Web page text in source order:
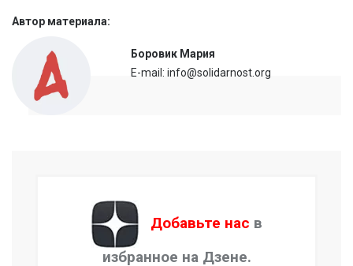
Автор материала:
Боровик Мария
E-mail: info@solidarnost.org
Добавьте нас в
избранное на Дзене.